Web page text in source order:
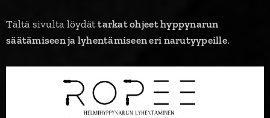
Tältä sivulta löydättarkat ohjeet hyppynarun
säätämiseen ja lyhentämiseen eri narutyypeille.